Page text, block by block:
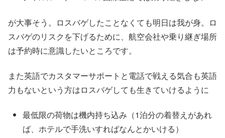
が大事そう。ロスバゲしたことなくても明日は我が身。ロ
スバゲのリスクを下げるために、航空会社や乗り継ぎ場所
は予約時に意識したいところです。
また英語でカスタマーサポートと電話で戦える気合も英語
力もないという方はロスバゲしても生きていけるように
最低限の荷物は機内持ち込み（1泊分の着替えがあれ
ば、ホテルで手洗いすればなんとかいける）